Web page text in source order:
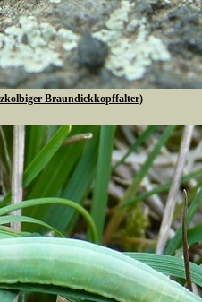
Braundickkopffalter)